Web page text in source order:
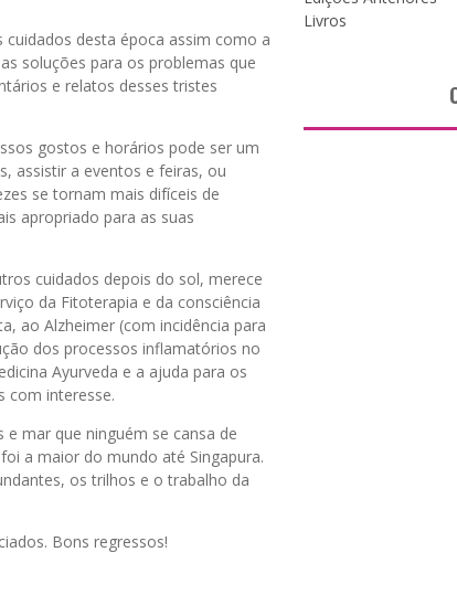
desta época assim como a
soluções para os problemas que
e relatos desses tristes
gostos e horários pode ser um
assistir a eventos e feiras, ou
se tornam mais difíceis de
apropriado para as suas
cuidados depois do sol, merece
da Fitoterapia e da consciência
ao Alzheimer (com incidência para
dos processos inflamatórios no
Ayurveda e a ajuda para os
com interesse.
mar que ninguém se cansa de
a maior do mundo até Singapura.
os trilhos e o trabalho da
Bons regressos!
Livros